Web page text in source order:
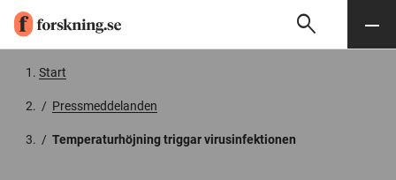
Söksearch Meny
Start
/ Pressmeddelanden
/ Temperaturhöjning triggar virusinfektionen